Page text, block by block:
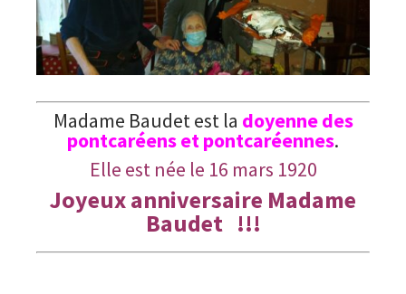
Madame Baudet est la doyennedes
pontcaréens et pontcaréennes.
Elle est née le 16 mars 1920
Joyeux anniversaire Madame
Baudet !!!